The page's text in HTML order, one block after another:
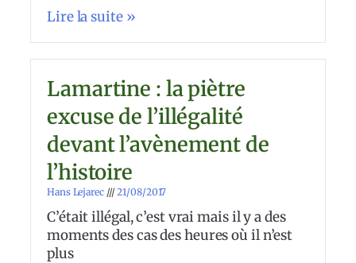
Lire la suite »
Lamartine : la piètre
excuse de l’illégalité
devant l’avènement de
l’histoire
Hans Lejarec 21/08/2017
C’était illégal, c’est vrai mais il y a des
moments des cas des heures où il n’est
plus